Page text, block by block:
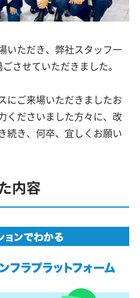
いただき、弊社スタッフ一
させていただきました。
にご来場いただきましたお
くださいました方々に、改
続き、何卒、宜しくお願い
内容